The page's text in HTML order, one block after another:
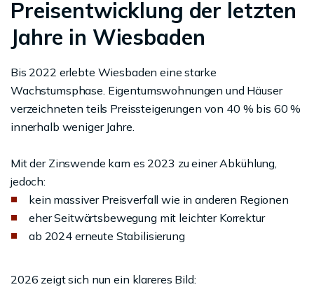
Preisentwicklung der letzten
Jahre in Wiesbaden
Bis 2022 erlebte Wiesbaden eine starke
Wachstumsphase. Eigentumswohnungen und Häuser
verzeichneten teils Preissteigerungen von 40 % bis 60 %
innerhalb weniger Jahre.
Mit der Zinswende kam es 2023 zu einer Abkühlung,
jedoch:
kein massiver Preisverfall wie in anderen Regionen
eher Seitwärtsbewegung mit leichter Korrektur
ab 2024 erneute Stabilisierung
2026 zeigt sich nun ein klareres Bild: